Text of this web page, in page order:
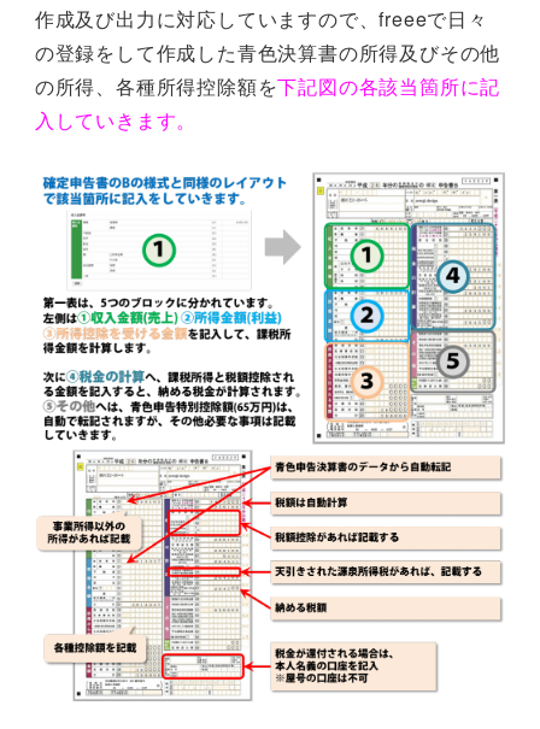
作成及び出力に対応していますので、freeeで日々
の登録をして作成した青色決算書の所得及びその他
の所得、各種所得控除額を下記図の各該当箇所に記
入していきます。